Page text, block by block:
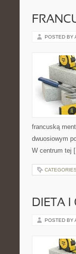
POSTED BY
francuską
dwuosiowym
W centrum tej
DIETA I
POSTED BY